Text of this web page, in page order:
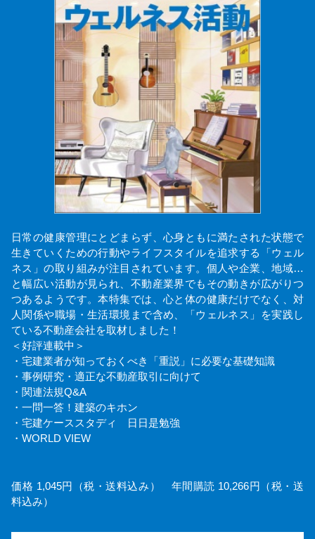
日常の健康管理にとどまらず、心身ともに満たされた状態で
生きていくための行動やライフスタイルを追求する「ウェル
ネス」の取り組みが注目されています。個人や企業、地域…
と幅広い活動が見られ、不動産業界でもその動きが広がりつ
つあるようです。本特集では、心と体の健康だけでなく、対
人関係や職場・生活環境まで含め、「ウェルネス」を実践し
ている不動産会社を取材しました！
＜好評連載中＞
・宅建業者が知っておくべき「重説」に必要な基礎知識
・事例研究・適正な不動産取引に向けて
・関連法規Q&A
・一問一答！建築のキホン
・宅建ケーススタディ 日日是勉強
・WORLD VIEW
価格 1,045円（税・送料込み） 年間購読 10,266円（税・送
料込み）